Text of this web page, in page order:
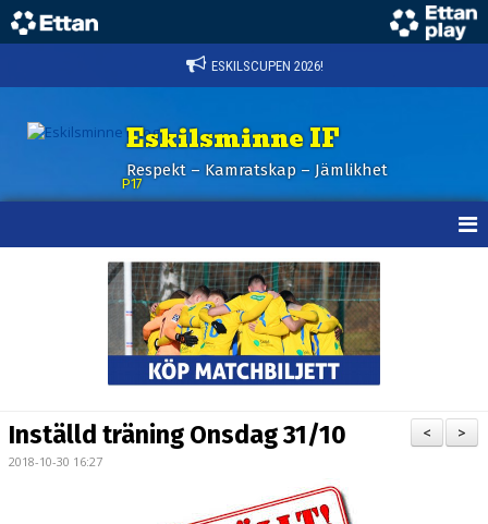
ESKILSCUPEN 2026!
Eskilsminne IF
Respekt – Kamratskap – Jämlikhet
P17
BILDGALLERI
>
<
Inställd träning Onsdag 31/10
2018-10-30 16:27